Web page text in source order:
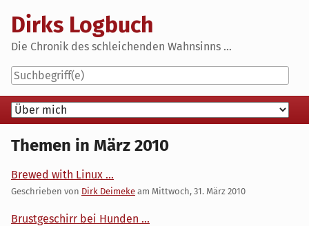
content
Dirks Logbuch
Die Chronik des schleichenden Wahnsinns ...
Navigation
Themen in März 2010
Brewed with Linux ...
Geschrieben von Dirk Deimeke am Mittwoch, 31. März 2010
Brustgeschirr bei Hunden ...